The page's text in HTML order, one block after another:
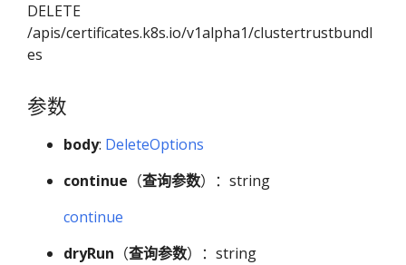
DELETE
/apis/certificates.k8s.io/v1alpha1/clustertrustbundl
es
参数
body: DeleteOptions
continue （查询参数）：string
continue
dryRun （查询参数）：string